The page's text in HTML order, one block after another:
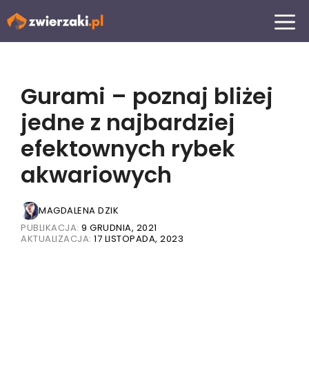
Przejdź
MENU
Gurami – poznaj bliżej
jedne z najbardziej
efektownych rybek
akwariowych
MAGDALENA DZIK
PUBLIKACJA: 9 GRUDNIA, 2021
AKTUALIZACJA: 17 LISTOPADA, 2023